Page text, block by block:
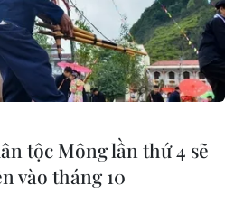
nhằm vào
Mỹ
tra ban
tộc Mông lần thứ 4 sẽ
vào tháng 10